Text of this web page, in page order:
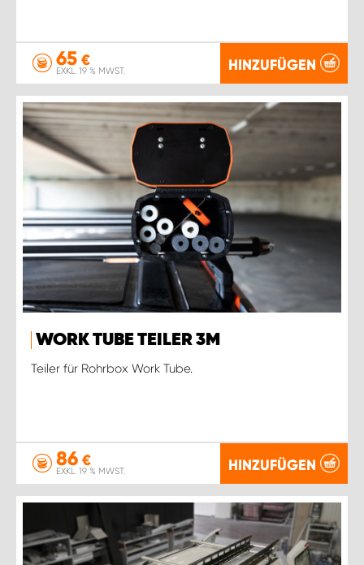
65 €
EXKL. 19 % MWST. HINZUFÜGEN
WORK TUBE TEILER 3M
Teiler für Rohrbox Work Tube.
86 €
EXKL. 19 % MWST. HINZUFÜGEN